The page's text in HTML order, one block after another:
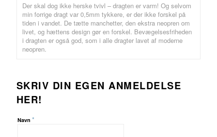
Der skal dog ikke herske tvivl – dragten er varm! Og selvom
min forrige dragt var 0,5mm tykkere, er der ikke forskel på
tiden i vandet. De tætte manchetter, den ekstra neopren om
livet, og hættens design gør en forskel. Bevægelsesfriheden
i dragten er også god, som i alle dragter lavet af moderne
neopren.
SKRIV DIN EGEN ANMELDELSE
HER!
Navn *